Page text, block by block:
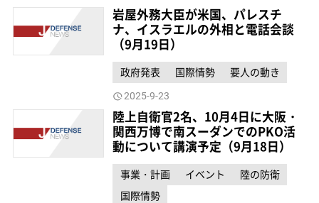
岩屋外務大臣が米国、パレスチ
ナ、イスラエルの外相と電話会談
（9月19日）
政府発表 国際情勢 要人の動き
2025-9-23
陸上自衛官2名、10月4日に大阪・
関西万博で南スーダンでのPKO活
動について講演予定（9月18日）
事業・計画 イベント
陸の防衛
国際情勢